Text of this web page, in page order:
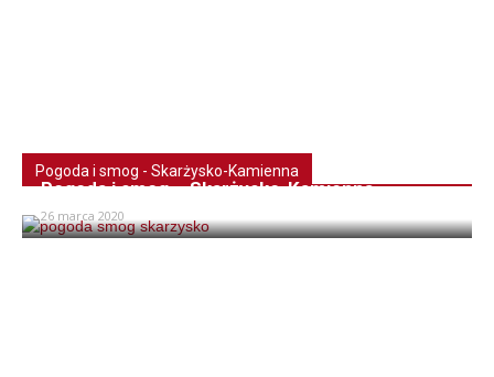
Pogoda i smog - Skarżysko-Kamienna
Pogoda i smog – Skarżysko-Kamienna
26 marca 2020